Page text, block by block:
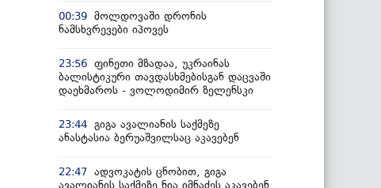
00:39 მოლდოვაში დრონის
ნამსხვრევები იპოვეს
23:56 ფინეთი მზადაა, უკრაინას
ბალისტიკური თავდასხმებისგან დაცვაში
დაეხმაროს - ვოლოდიმირ ზელენსკი
23:44 გიგა ავალიანის საქმეზე
ანასტასია ბერუაშვილსაც აკავებენ
22:47 ადვოკატის ცნობით, გიგა
ავალიანის საქმეზე ნია იმნაძეს აკავებენ